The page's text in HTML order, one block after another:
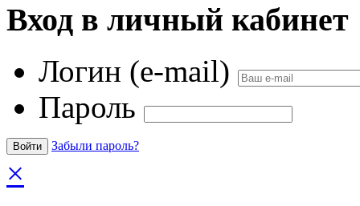
Вход в личный кабинет
Логин (e-mail)
Пароль
Забыли пароль?
×